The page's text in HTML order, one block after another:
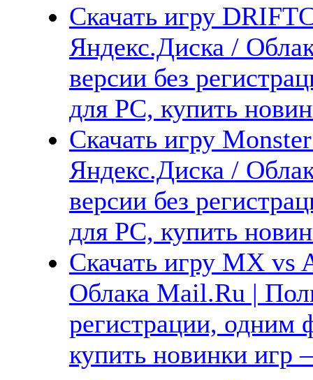
Скачать игру
Яндекс.Диска /
версии без
для PC, купить
Скачать игру
Яндекс.Диска /
версии без
для PC, купить
Скачать игру MX vs
Облака Mail.Ru |
регистрации, одним
купить новинки